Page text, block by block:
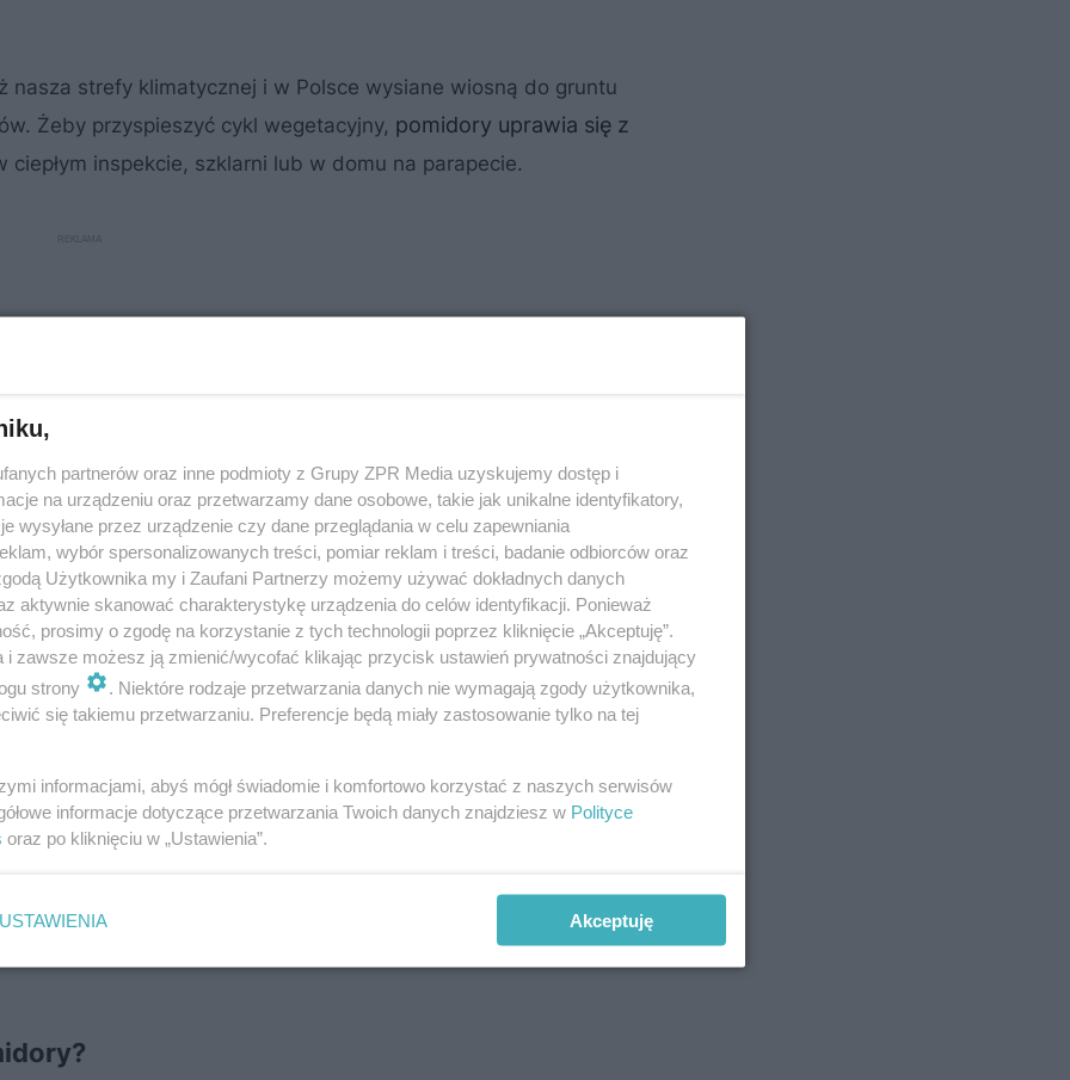
strefy klimatycznej i w Polsce wysiane wiosną do gruntu
Żeby przyspieszyć cykl wegetacyjny, pomidory uprawia się z
inspekcie, szklarni lub w domu na parapecie.
lub centrum ogrodniczym, na targu bądź od lokalnych
w ogrodzie przydomowym zwróćmy uwagę na jej
plam,
partnerów oraz inne podmioty z Grupy ZPR Media uzyskujemy dostęp i
na urządzeniu oraz przetwarzamy dane osobowe, takie jak unikalne identyfikatory,
wysyłane przez urządzenie czy dane przeglądania w celu zapewniania
wybór spersonalizowanych treści, pomiar reklam i treści, badanie odbiorców oraz
Użytkownika my i Zaufani Partnerzy możemy używać dokładnych danych
aktywnie skanować charakterystykę urządzenia do celów identyfikacji. Ponieważ
prosimy o zgodę na korzystanie z tych technologii poprzez kliknięcie „Akceptuję”.
i zawsze możesz ją zmienić/wycofać klikając przycisk ustawień prywatności znajdujący
strony
. Niektóre rodzaje przetwarzania danych nie wymagają zgody użytkownika,
się takiemu przetwarzaniu. Preferencje będą miały zastosowanie tylko na tej
informacjami, abyś mógł świadomie i komfortowo korzystać z naszych serwisów
informacje dotyczące przetwarzania Twoich danych znajdziesz w Polityce
oraz po kliknięciu w „Ustawienia”.
USTAWIENIA Akceptuję